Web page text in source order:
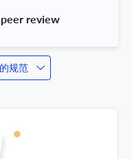
review
规范